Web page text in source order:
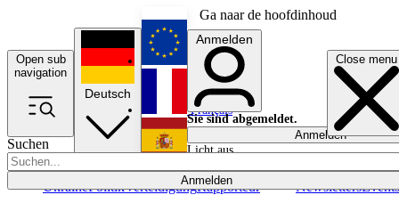
Ga naar de hoofdinhoud
Open sub
navigation
Close menu
Suchen
Anmelden
UkrainePolitikVerteidigungRapporteur NewslettersEvents
Deutsch
English
Français
Anmelden
Sie sind abgemeldet.
Anmelden
Licht aus